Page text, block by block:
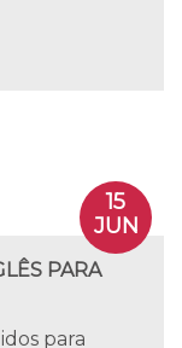
15
JUN
PARA
para